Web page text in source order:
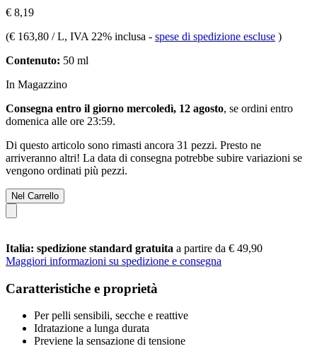
€ 8,19
(€ 163,80 / L, IVA 22% inclusa - spese di spedizione escluse )
Contenuto: 50 ml
In Magazzino
Consegna entro il giorno mercoledì, 12 agosto, se ordini entro
domenica alle ore 23:59.
Di questo articolo sono rimasti ancora 31 pezzi. Presto ne
arriveranno altri! La data di consegna potrebbe subire variazioni se
vengono ordinati più pezzi.
Nel Carrello
Italia: spedizione standard gratuita a partire da € 49,90
Maggiori informazioni su spedizione e consegna
Caratteristiche e proprietà
Per pelli sensibili, secche e reattive
Idratazione a lunga durata
Previene la sensazione di tensione